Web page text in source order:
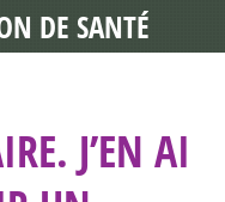
J’EN AI
DE SANTÉ